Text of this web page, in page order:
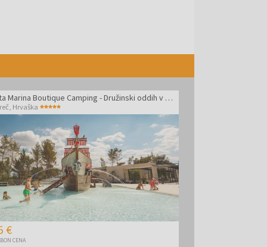
Santa Marina Boutique Camping - Družinski oddih v Poreču
Hrvaška
€
CENA